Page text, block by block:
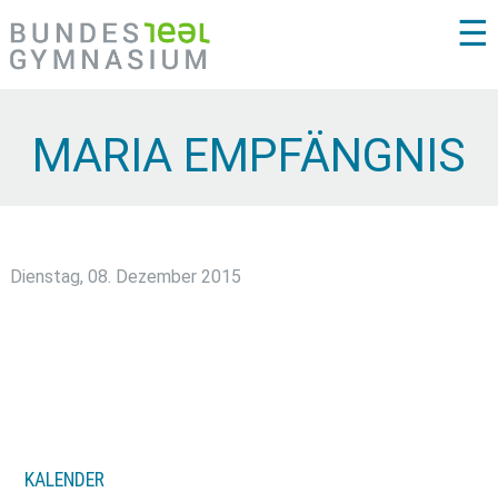
☰
MARIA EMPFÄNGNIS
Dienstag, 08. Dezember 2015
KALENDER